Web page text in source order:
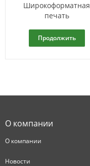
Широкоформатная
печать
Продолжить
О компании
О компании
Новости